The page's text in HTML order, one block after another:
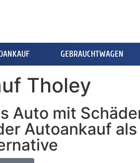
GEBRAUCHTWAGEN
Tholey
Auto mit
Autoankauf als